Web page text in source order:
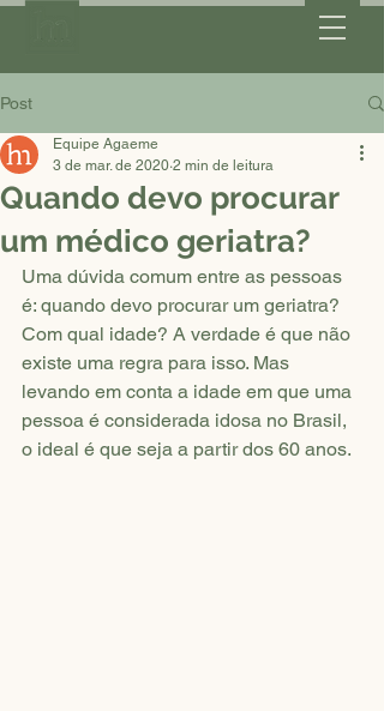
Post
Quando devo procurar
um médico geriatra?
Equipe Agaeme
3 de mar. de 2020 2 min de leitura
Uma dúvida comum entre as pessoas
é: quando devo procurar um geriatra?
Com qual idade? A verdade é que não
existe uma regra para isso. Mas
levando em conta a idade em que uma
pessoa é considerada idosa no Brasil,
o ideal é que seja a partir dos 60 anos.